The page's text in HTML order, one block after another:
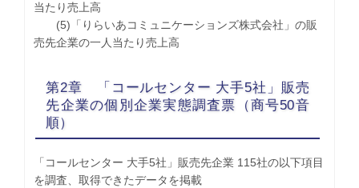
当たり売上高
(5)「りらいあコミュニケーションズ株式会社」の販
売先企業の一人当たり売上高
第2章 「コールセンター 大手5社」販売
先企業の個別企業実態調査票（商号50音
順）
「コールセンター 大手5社」販売先企業 115社の以下項目
を調査、取得できたデータを掲載